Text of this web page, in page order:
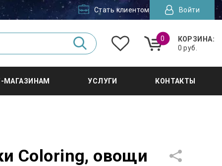
Стать клиентом Войти
0
КОРЗИНА:
0 руб.
МАГАЗИНАМ УСЛУГИ КОНТАКТЫ
Coloring, овощи